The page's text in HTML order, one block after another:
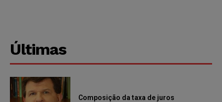
Últimas
Composição da taxa de juros